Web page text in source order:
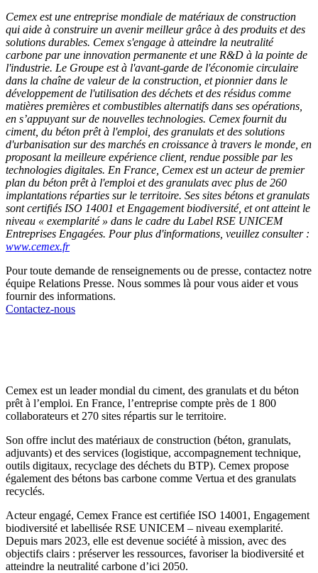
Cemex est une entreprise mondiale de matériaux de construction
qui aide à construire un avenir meilleur grâce à des produits et des
solutions durables. Cemex s'engage à atteindre la neutralité
carbone par une innovation permanente et une R&D à la pointe de
l'industrie. Le Groupe est à l'avant-garde de l'économie circulaire
dans la chaîne de valeur de la construction, et pionnier dans le
développement de l'utilisation des déchets et des résidus comme
matières premières et combustibles alternatifs dans ses opérations,
en s’appuyant sur de nouvelles technologies. Cemex fournit du
ciment, du béton prêt à l'emploi, des granulats et des solutions
d'urbanisation sur des marchés en croissance à travers le monde, en
proposant la meilleure expérience client, rendue possible par les
technologies digitales. En France, Cemex est un acteur de premier
plan du béton prêt à l'emploi et des granulats avec plus de 260
implantations réparties sur le territoire. Ses sites bétons et granulats
sont certifiés ISO 14001 et Engagement biodiversité, et ont atteint le
niveau « exemplarité » dans le cadre du Label RSE UNICEM
Entreprises Engagées. Pour plus d'informations, veuillez consulter :
www.cemex.fr
Pour toute demande de renseignements ou de presse, contactez notre
équipe Relations Presse. Nous sommes là pour vous aider et vous
fournir des informations.
Contactez-nous
Cemex est un leader mondial du ciment, des granulats et du béton
prêt à l’emploi. En France, l’entreprise compte près de 1 800
collaborateurs et 270 sites répartis sur le territoire.
Son offre inclut des matériaux de construction (béton, granulats,
adjuvants) et des services (logistique, accompagnement technique,
outils digitaux, recyclage des déchets du BTP). Cemex propose
également des bétons bas carbone comme Vertua et des granulats
recyclés.
Acteur engagé, Cemex France est certifiée ISO 14001, Engagement
biodiversité et labellisée RSE UNICEM – niveau exemplarité.
Depuis mars 2023, elle est devenue société à mission, avec des
objectifs clairs : préserver les ressources, favoriser la biodiversité et
atteindre la neutralité carbone d’ici 2050.